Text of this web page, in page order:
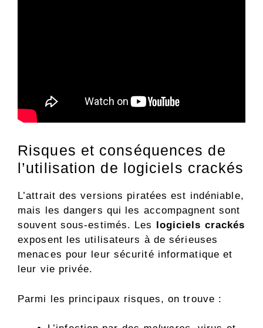
Risques et conséquences de
l’utilisation de logiciels crackés
L’attrait des versions piratées est indéniable,
mais les dangers qui les accompagnent sont
souvent sous-estimés. Les
logiciels crackés
exposent les utilisateurs à de sérieuses
menaces pour leur sécurité informatique et
leur vie privée.
Parmi les principaux risques, on trouve :